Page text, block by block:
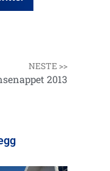
NESTE >>
2013